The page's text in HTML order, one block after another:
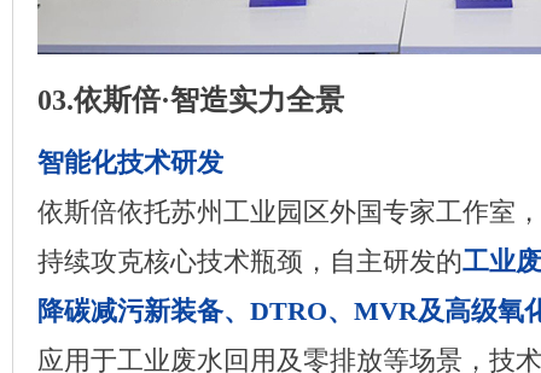
03.依斯倍·智造实力全景
智能化技术研发
依斯倍依托苏州工业园区外国专家工作室
持续攻克核心技术瓶颈，自主研发的工业
降碳减污新装备、DTRO、MVR及高级氧
应用于工业废水回用及零排放等场景，技